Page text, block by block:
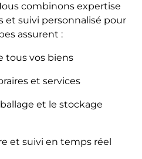
combinons expertise
et suivi personnalisé pour
assurent :
tous vos biens
et services
et le stockage
et suivi en temps réel